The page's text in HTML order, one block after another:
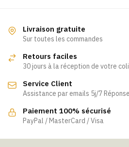
Livraison gratuite
Sur toutes les commandes
Retours faciles
30 jours à la réception de votre
Service Client
Assistance par emails 5j/7
Paiement 100% sécurisé
PayPal / MasterCard / Visa